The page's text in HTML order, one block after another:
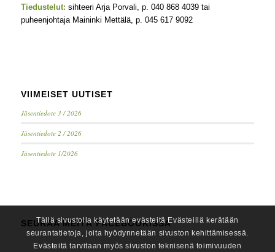
Tiedustelut: sihteeri Arja Porvali, p. 040 868 4039 tai
puheenjohtaja Maininki Mettälä, p. 045 617 9092
VIIMEISET UUTISET
Jäsentiedote 3 / 2026
Jäsentiedote 2 / 2026
Jäsentiedote 1/2026
SEURAA MEITÄ FACEBOOKISSA
Tällä sivustolla käytetään evästeitä Evästeillä kerätään
seurantatietoja, joita hyödynnetään sivuston kehittämisessä.
Evästeitä tarvitaan myös sivuston teknisenä toimivuuden